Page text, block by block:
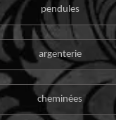
pendules
argenterie
cheminées